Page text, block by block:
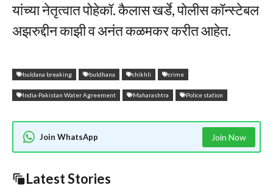
यांच्या नेतृत्वात पोहेकॉ. कैलास खर्डे, पोलीस कॉन्स्टेबल
अझरुद्दीन काझी व अनंत कळमकर करीत आहेत.
buldana breaking buldhana chikhli crime
India-Pakistan Water Agreement Maharashtra Police station
Join WhatsApp Join Now
Latest Stories